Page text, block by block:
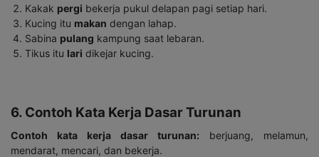
Kakak pergi bekerja pukul delapan pagi setiap hari.
Kucing itu makan dengan lahap.
Sabina pulang kampung saat lebaran.
Tikus itu lari dikejar kucing.
6. Contoh Kata Kerja Dasar Turunan
Contoh kata kerja dasar turunan: berjuang, melamun,
mendarat, mencari, dan bekerja.